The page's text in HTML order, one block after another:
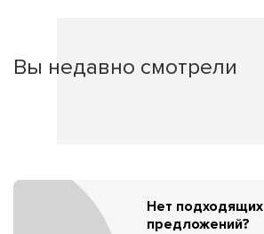
Вы недавно смотрели
Нет подходящих
предложений?